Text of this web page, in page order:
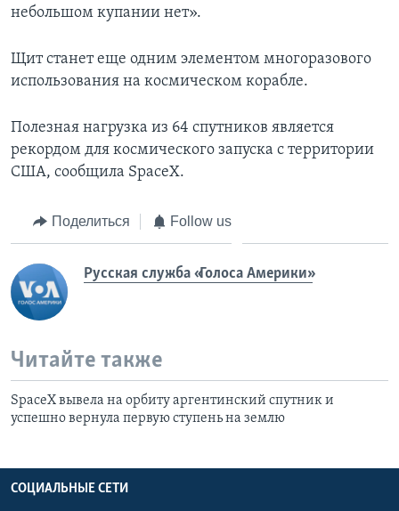
небольшом купании нет».
Щит станет еще одним элементом многоразового
использования на космическом корабле.
Полезная нагрузка из 64 спутников является
рекордом для космического запуска с территории
США, сообщила SpaceX.
Поделиться Follow us
Русская служба «Голоса Америки»
Читайте также
SpaceX вывела на орбиту аргентинский спутник и
успешно вернула первую ступень на землю
СОЦИАЛЬНЫЕ СЕТИ